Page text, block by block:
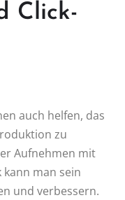
Click-
auch helfen, das
zu
Aufnehmen mit
man sein
und verbessern.